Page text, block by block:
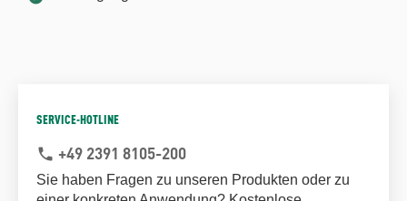
SERVICE-HOTLINE
phone +49 2391 8105-200
Sie haben Fragen zu unseren Produkten oder zu